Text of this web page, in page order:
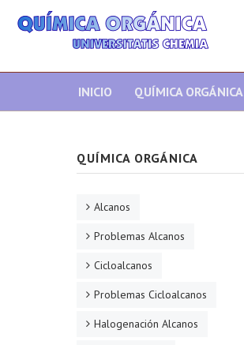
INICIO QUÍMICA ORGÁNICA
QUÍMICA ORGÁNICA
Alcanos
Problemas Alcanos
Cicloalcanos
Problemas Cicloalcanos
Halogenación Alcanos